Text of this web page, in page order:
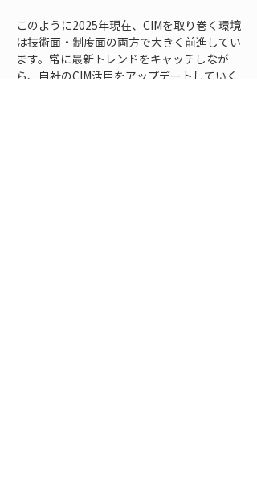
このように2025年現在、CIMを取り巻く環境
は技術面・制度面の両方で大きく前進してい
ます。常に最新トレンドをキャッチしなが
ら、自社のCIM活用をアップデートしていく